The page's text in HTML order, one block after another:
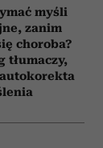
myśli
zanim
choroba?
tłumaczy,